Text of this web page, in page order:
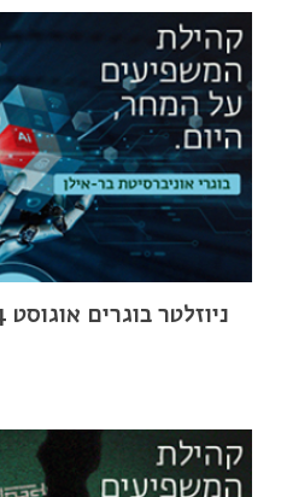
ניוזלטר בוגרים אוגוסט 2024